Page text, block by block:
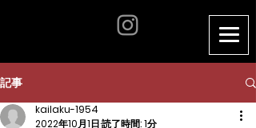
記事
kailaku-1954
2022年10月1日読了時間: 1分